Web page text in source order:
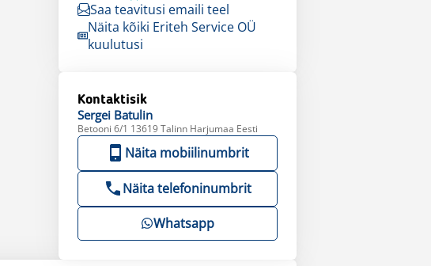
Saa teavitusi emaili teel
Näita kõiki Eriteh Service OÜ
kuulutusi
Kontaktisik
Sergei Batulin
Betooni 6/1 13619 Talinn Harjumaa Eesti
Näita mobiilinumbrit
Näita telefoninumbrit
Whatsapp